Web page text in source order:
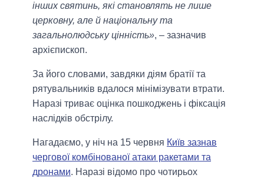
інших святинь, які становлять не лише
церковну, але й національну та
загальнолюдську цінність», – зазначив
архієпископ.
За його словами, завдяки діям братії та
рятувальників вдалося мінімізувати втрати.
Наразі триває оцінка пошкоджень і фіксація
наслідків обстрілу.
Нагадаємо, у ніч на 15 червня Київ зазнав
чергової комбінованої атаки ракетами та
дронами. Наразі відомо про чотирьох